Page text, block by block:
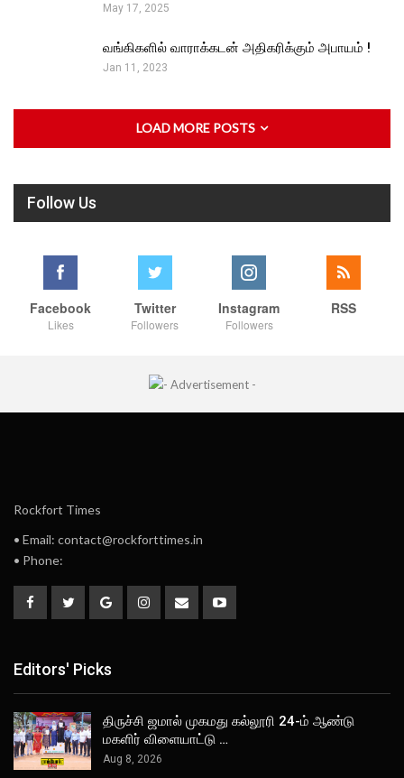
May 17, 2025
வங்கிகளில் வாராக்கடன் அதிகரிக்கும் அபாயம் !
Jan 11, 2023
LOAD MORE POSTS
Follow Us
Facebook
Likes
Twitter
Followers
Instagram
Followers
RSS
Rockfort Times
• Email: contact@rockforttimes.in
• Phone:
Editors' Picks
திருச்சி ஜமால் முகமது கல்லூரி 24-ம் ஆண்டு
மகளிர் விளையாட்டு …
Aug 8, 2026